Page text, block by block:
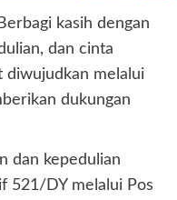
kasih dengan
dan cinta
diwujudkan melalui
dukungan
dan kepedulian
521/DY melalui Pos